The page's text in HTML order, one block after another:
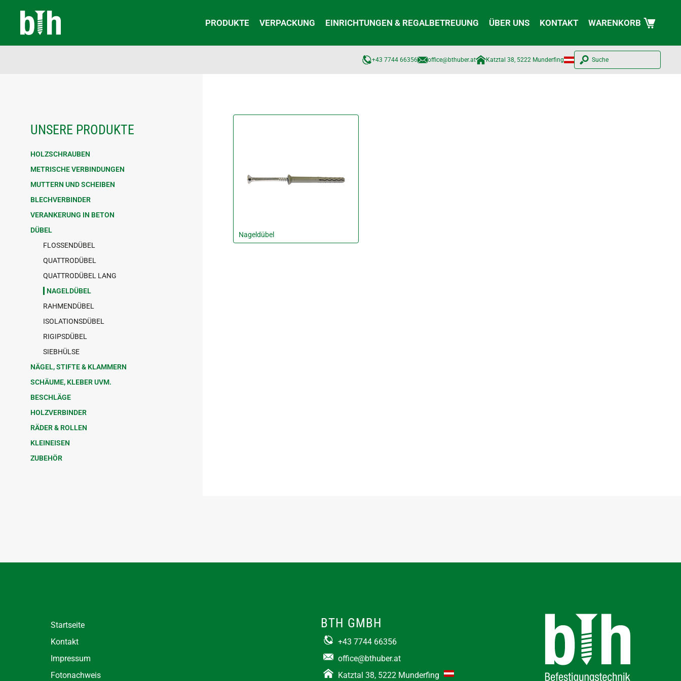
PRODUKTE VERPACKUNG EINRICHTUNGEN & REGALBETREUUNG ÜBER UNS KONTAKT WARENKORB
+43 7744 66356 office@bthuber.at​ Katztal 38, 5222 Munderfing Suche
UNSERE PRODUKTE
HOLZSCHRAUBEN
METRISCHE VERBINDUNGEN
MUTTERN UND SCHEIBEN
BLECHVERBINDER
VERANKERUNG IN BETON
DÜBEL
FLOSSENDÜBEL
QUATTRODÜBEL
QUATTRODÜBEL LANG
NAGELDÜBEL
RAHMENDÜBEL
ISOLATIONSDÜBEL
RIGIPSDÜBEL
SIEBHÜLSE
NÄGEL, STIFTE & KLAMMERN
SCHÄUME, KLEBER UVM.
BESCHLÄGE
HOLZVERBINDER
RÄDER & ROLLEN
KLEINEISEN
ZUBEHÖR
Nageldübel
Startseite
Kontakt
Impressum
Fotonachweis
BTH GMBH
+43 7744 66356
office@bthuber.at​
Katztal 38, 5222 Munderfing